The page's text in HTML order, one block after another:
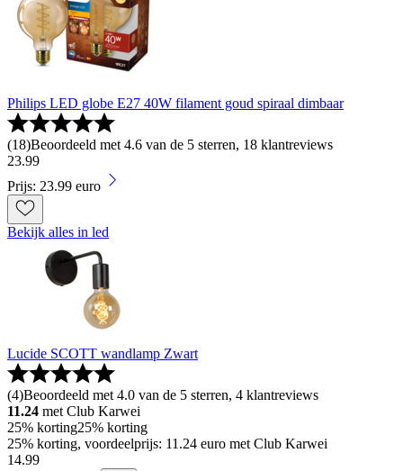
Philips LED globe E27 40W filament goud spiraal dimbaar
(18)Beoordeeld met 4.6 van de 5 sterren, 18 klantreviews
23.99
Prijs: 23.99 euro
Bekijk alles in led
Lucide SCOTT wandlamp Zwart
(4)Beoordeeld met 4.0 van de 5 sterren, 4 klantreviews
11.24 met Club Karwei
25% korting25% korting
25% korting, voordeelprijs: 11.24 euro met Club Karwei
14.99